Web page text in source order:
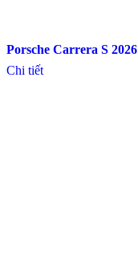
Porsche Carrera S 2026
Chi tiết